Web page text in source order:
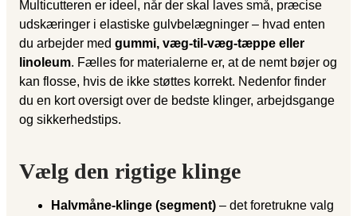
Multicutteren er ideel, når der skal laves små, præcise
udskæringer i elastiske gulvbelægninger – hvad enten
du arbejder med gummi, væg-til-væg-tæppe eller
linoleum. Fælles for materialerne er, at de nemt bøjer og
kan flosse, hvis de ikke støttes korrekt. Nedenfor finder
du en kort oversigt over de bedste klinger, arbejdsgange
og sikkerhedstips.
Vælg den rigtige klinge
Halvmåne-klinge (segment) – det foretrukne valg